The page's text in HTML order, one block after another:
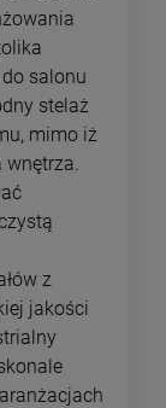
salonu
stelaż
mimo iż
z
jakości